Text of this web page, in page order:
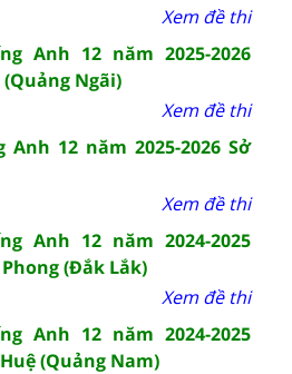
Xem đề thi
Anh 12 năm 2025-2026
Ngãi)
Xem đề thi
12 năm 2025-2026 Sở
Xem đề thi
Anh 12 năm 2024-2025
(Đắk Lắk)
Xem đề thi
Anh 12 năm 2024-2025
(Quảng Nam)